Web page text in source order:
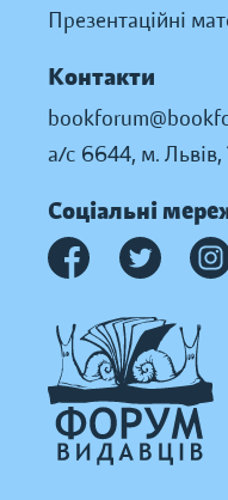
Презентаційні
Контакти
а/с 6644, м.
Соціальні